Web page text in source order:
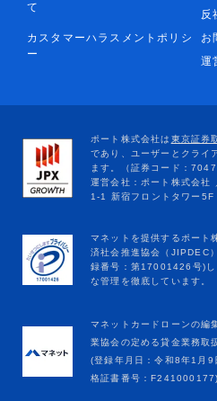
て
反
カスタマーハラスメントポリシ
ー
お
運
マネットカードローンの編
業協会の定める貸金業務取
(登録年月日：令和8年1月
格証書番号：F241000177)